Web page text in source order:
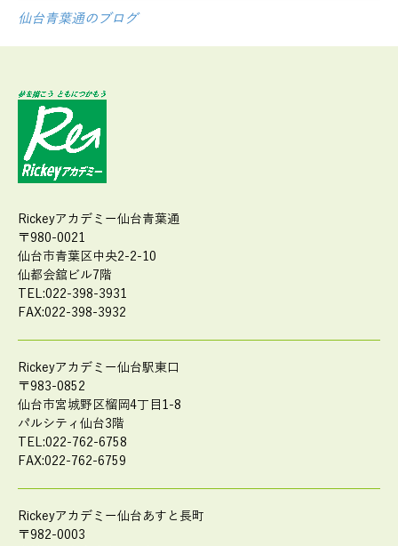
仙台青葉通のブログ
Rickeyアカデミー仙台青葉通
〒980-0021
仙台市青葉区中央2-2-10
仙都会舘ビル7階
TEL:022-398-3931
FAX:022-398-3932
Rickeyアカデミー仙台駅東口
〒983-0852
仙台市宮城野区榴岡4丁目1-8
パルシティ仙台3階
TEL:022-762-6758
FAX:022-762-6759
Rickeyアカデミー仙台あすと長町
〒982-0003